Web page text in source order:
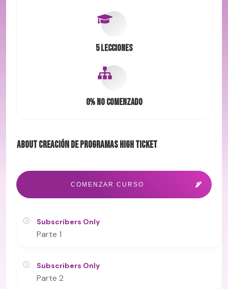
5 Lecciones
0% No comenzado
AboutCreación de programas High Ticket
COMENZAR CURSO
Subscribers Only
Parte 1
Subscribers Only
Parte 2